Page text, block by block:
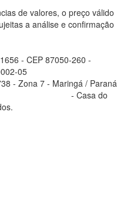
de valores, o preço válido
a análise e confirmação
- CEP 87050-260 -
05
- Zona 7 - Maringá / Paraná
- Casa do